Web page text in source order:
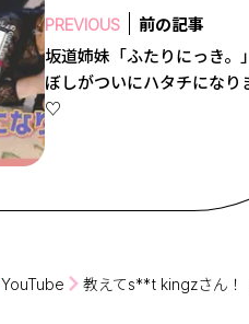
PREVIOUS
前の記事
坂道姉妹「ふたりにっき。
ぼしがついにハタチになり
♡
YouTube 教えてs**t kingzさん！